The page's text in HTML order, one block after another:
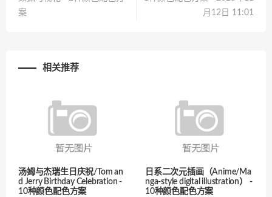
案
月12日 11:01
相关推荐
汤姆与杰瑞生日庆祝/Tom an
d Jerry Birthday Celebration -
10种颜色配色方案
日系二次元插画（Anime/Ma
nga-style digital illustration） -
10种颜色配色方案